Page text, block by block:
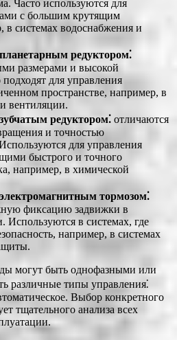
Часто используются для
с большим крутящим
системах водоснабжения и
редуктором⁚
размерами и высокой
для управления
пространстве, например, в
вентиляции.
редуктором⁚ отличаются
и точностью
для управления
быстрого и точного
например, в химической
тормозом⁚
фиксацию задвижки в
Используются в системах, где
например, в системах
могут быть однофазными или
различные типы управления⁚
Выбор конкретного
тщательного анализа всех